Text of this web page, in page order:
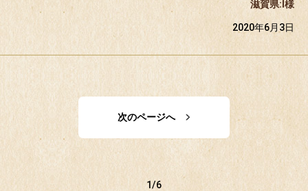
滋賀県:I様
2020年6月3日
次のページへ
1/6